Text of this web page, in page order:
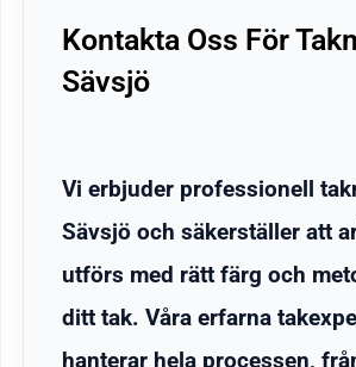
Kontakta Oss För
Sävsjö
Vi erbjuder professionell
Sävsjö och säkerställer att
utförs med rätt färg och
ditt tak. Våra erfarna
hanterar hela processen,